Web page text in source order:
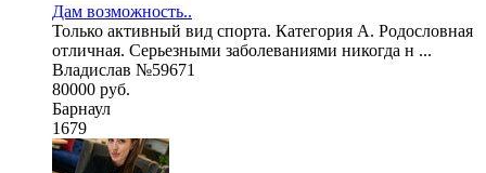
Дам возможность..
Только активный вид спорта. Категория А. Родословная
отличная. Серьезными заболеваниями никогда н ...
Владислав №59671
80000 руб.
Барнаул
1679